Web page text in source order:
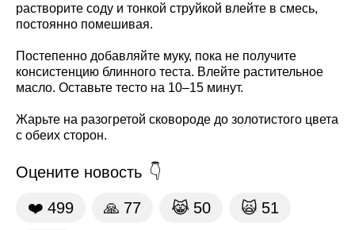
растворите соду и тонкой струйкой влейте в смесь,
постоянно помешивая.
Постепенно добавляйте муку, пока не получите
консистенцию блинного теста. Влейте растительное
масло. Оставьте тесто на 10–15 минут.
Жарьте на разогретой сковороде до золотистого цвета
с обеих сторон.
Оцените новость
❤️ 499 🙏 77 😹 50 🙀 51